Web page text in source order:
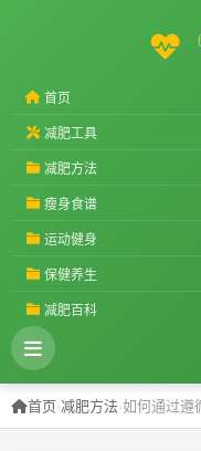
首页
减肥工具
减肥方法
瘦身食谱
运动健身
保健养生
减肥百科
首页›减肥方法›如何通过遵